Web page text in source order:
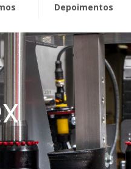
Depoimentos